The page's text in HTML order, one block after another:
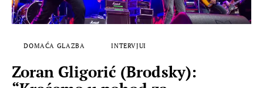
DOMAĆA GLAZBA INTERVJUI
Zoran Gligorić (Brodsky):